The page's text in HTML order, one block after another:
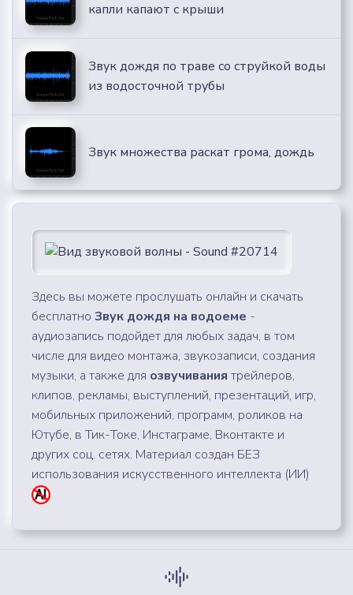
капли капают с крыши
Звук дождя по траве со струйкой воды
из водосточной трубы
Звук множества раскат грома, дождь
Здесь вы можете прослушать онлайн и скачать
бесплатно Звук дождя на водоеме -
аудиозапись подойдет для любых задач, в том
числе для видео монтажа, звукозаписи, создания
музыки, а также для озвучивания трейлеров,
клипов, рекламы, выступлений, презентаций, игр,
мобильных приложений, программ, роликов на
Ютубе, в Тик-Токе, Инстаграме, Вконтакте и
других соц. сетях. Материал создан БЕЗ
использования искусственного интеллекта (ИИ)